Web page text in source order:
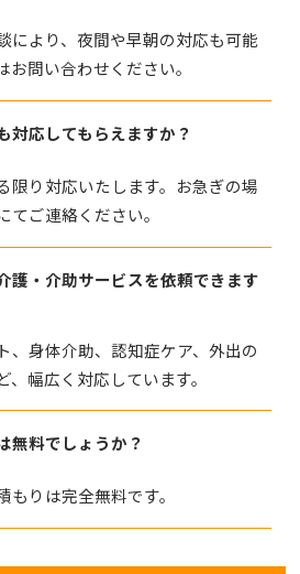
により、夜間や早朝の対応も可能
お問い合わせください。
対応してもらえますか？
限り対応いたします。お急ぎの場
てご連絡ください。
護・介助サービスを依頼できます
、身体介助、認知症ケア、外出の
、幅広く対応しています。
無料でしょうか？
もりは完全無料です。